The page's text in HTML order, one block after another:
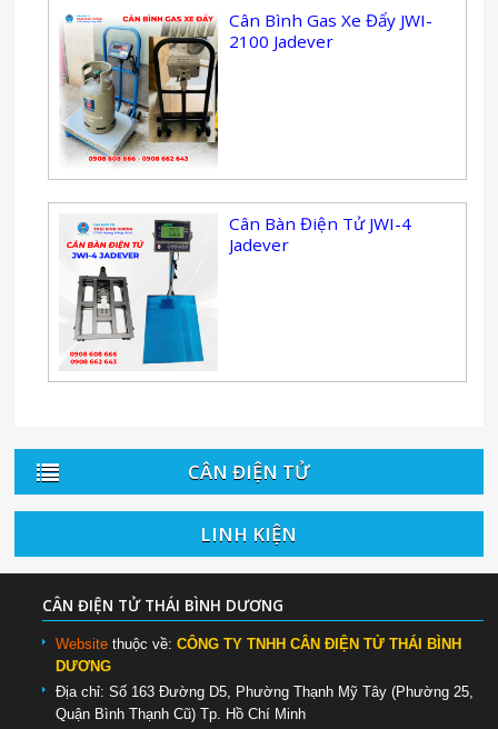
Cân Bình Gas Xe Đẩy JWI-
2100 Jadever
Cân Bàn Điện Tử JWI-4
Jadever
CÂN ĐIỆN TỬ
LINH KIỆN
CÂN ĐIỆN TỬ THÁI BÌNH DƯƠNG
Website thuộc về:CÔNG TY TNHH CÂN ĐIỆN TỬ THÁI BÌNH
DƯƠNG
Địa chỉ: Số 163 Đường D5, Phường Thạnh Mỹ Tây (Phường 25,
Quận Bình Thạnh Cũ) Tp. Hồ Chí Minh